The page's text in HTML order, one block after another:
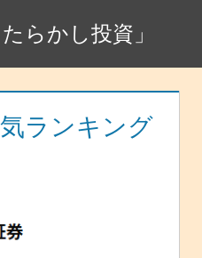
らかし投資」
ランキング